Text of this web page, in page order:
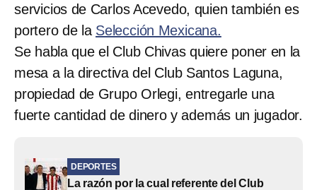
servicios de Carlos Acevedo, quien también es
portero de la Selección Mexicana.
Se habla que el Club Chivas quiere poner en la
mesa a la directiva del Club Santos Laguna,
propiedad de Grupo Orlegi, entregarle una
fuerte cantidad de dinero y además un jugador.
DEPORTES
La razón por la cual referente del Club